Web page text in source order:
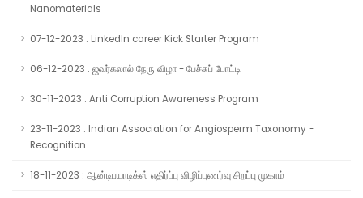
Nanomaterials
07-12-2023 : LinkedIn career Kick Starter Program
06-12-2023 : ஜவர்கலால் நேரு விழா - பேச்சுப் போட்டி
30-11-2023 : Anti Corruption Awareness Program
23-11-2023 : Indian Association for Angiosperm Taxonomy -
Recognition
18-11-2023 : ஆன்டிபயாடிக்ஸ் எதிர்ப்பு விழிப்புணர்வு சிறப்பு முகாம்